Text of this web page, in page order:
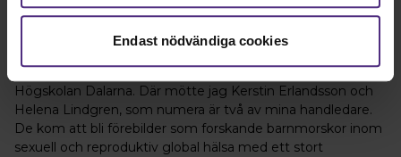
Endast nödvändiga cookies
större och mer inspirerande.
Tanken på forskning blev mer konkret under min
magisterutbildning i sexuell och reproduktiv global hälsa vid
Högskolan Dalarna. Där mötte jag Kerstin Erlandsson och
Helena Lindgren, som numera är två av mina handledare.
De kom att bli förebilder som forskande barnmorskor inom
sexuell och reproduktiv global hälsa med ett stort